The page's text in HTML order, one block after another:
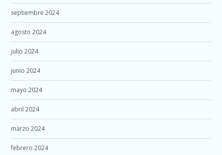
septiembre 2024
agosto 2024
julio 2024
junio 2024
mayo 2024
abril 2024
marzo 2024
febrero 2024